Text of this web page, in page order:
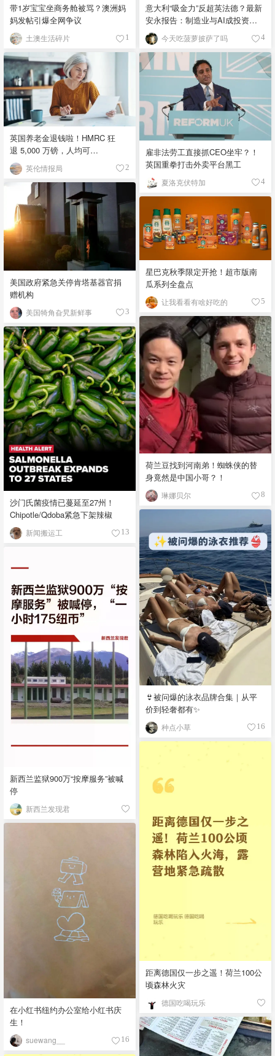
带1岁宝宝坐商务舱被骂？澳洲妈
妈发帖引爆全网争议
土澳生活碎片 1
意大利“吸金力”反超英法德？最新
安永报告：制造业与AI成投资新
宠！ 今天吃菠萝披萨了吗 4
英国养老金退钱啦！HMRC 狂
退 5,000 万镑，人均可
领 £4,000！
英伦情报局 2
雇非法劳工直接抓CEO坐牢？！
英国重拳打击外卖平台黑工
夏洛克伏特加 4
美国政府紧急关停肯塔基器官捐
赠机构
美国犄角旮旯新鲜事 3
星巴克秋季限定开抢！超市版南
瓜系列全盘点
让我看看有啥好吃的 5
荷兰豆找到河南弟！蜘蛛侠的替
身竟然是中国小哥？！
琳娜贝尔 8
沙门氏菌疫情已蔓延至27州！
Chipotle/Qdoba紧急下架辣椒
新闻搬运工 13
👙被问爆的泳衣品牌合集｜从平
价到轻奢都有✨
种点小草 16
新西兰监狱900万“按摩服务”被喊
停
新西兰发现君
距离德国仅一步之遥！荷兰100公
顷森林火灾
德国吃喝玩乐
在小红书纽约办公室给小红书庆
生！
suewang__ 16